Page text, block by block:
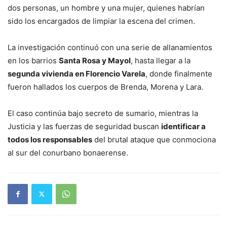
dos personas, un hombre y una mujer, quienes habrían
sido los encargados de limpiar la escena del crimen.
La investigación continuó con una serie de allanamientos
en los barrios Santa Rosa y Mayol, hasta llegar a la
segunda vivienda en Florencio Varela, donde finalmente
fueron hallados los cuerpos de Brenda, Morena y Lara.
El caso continúa bajo secreto de sumario, mientras la
Justicia y las fuerzas de seguridad buscan identificar a
todos los responsables del brutal ataque que conmociona
al sur del conurbano bonaerense.